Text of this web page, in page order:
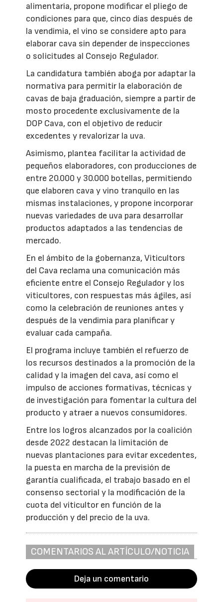
alimentaria, propone modificar el pliego de
condiciones para que, cinco días después de
la vendimia, el vino se considere apto para
elaborar cava sin depender de inspecciones
o solicitudes al Consejo Regulador.
La candidatura también aboga por adaptar la
normativa para permitir la elaboración de
cavas de baja graduación, siempre a partir de
mosto procedente exclusivamente de la
DOP Cava, con el objetivo de reducir
excedentes y revalorizar la uva.
Asimismo, plantea facilitar la actividad de
pequeños elaboradores, con producciones de
entre 20.000 y 30.000 botellas, permitiendo
que elaboren cava y vino tranquilo en las
mismas instalaciones, y propone incorporar
nuevas variedades de uva para desarrollar
productos adaptados a las tendencias de
mercado.
En el ámbito de la gobernanza, Viticultors
del Cava reclama una comunicación más
eficiente entre el Consejo Regulador y los
viticultores, con respuestas más ágiles, así
como la celebración de reuniones antes y
después de la vendimia para planificar y
evaluar cada campaña.
El programa incluye también el refuerzo de
los recursos destinados a la promoción de la
calidad y la imagen del cava, así como el
impulso de acciones formativas, técnicas y
de investigación para fomentar la cultura del
producto y atraer a nuevos consumidores.
Entre los logros alcanzados por la coalición
desde 2022 destacan la limitación de
nuevas plantaciones para evitar excedentes,
la puesta en marcha de la previsión de
garantía cualificada, el trabajo basado en el
consenso sectorial y la modificación de la
cuota del viticultor en función de la
producción y del precio de la uva.
COMENTARIOS AL ARTÍCULO/NOTICIA
Deja un comentario